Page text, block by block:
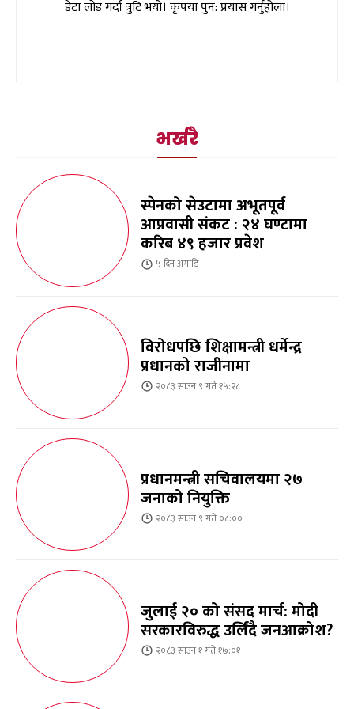
डेटा लोड गर्दा त्रुटि भयो। कृपया पुन: प्रयास गर्नुहोला।
भर्खरै
स्पेनको सेउटामा अभूतपूर्व
आप्रवासी संकट : २४ घण्टामा
करिब ४९ हजार प्रवेश
५ दिनअगाडि
विरोधपछि शिक्षामन्त्री धर्मेन्द्र
प्रधानको राजीनामा
२०८३ साउन ९ गते १५:२८
प्रधानमन्त्री सचिवालयमा २७
जनाको नियुक्ति
२०८३ साउन ९ गते ०८:००
जुलाई २० को संसद मार्च: मोदी
सरकारविरुद्ध उर्लिंदै जनआक्रोश?
२०८३ साउन १ गते १७:०१